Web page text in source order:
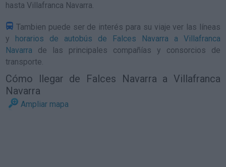
hasta Villafranca Navarra.
Tambien puede ser de interés para su viaje ver las líneas
y horarios de autobús de Falces Navarra a Villafranca
Navarra de las principales compañías y consorcios de
transporte.
Cómo llegar de Falces Navarra a Villafranca
Navarra
Ampliar mapa